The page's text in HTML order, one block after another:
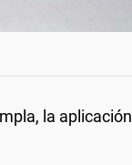
la aplicación